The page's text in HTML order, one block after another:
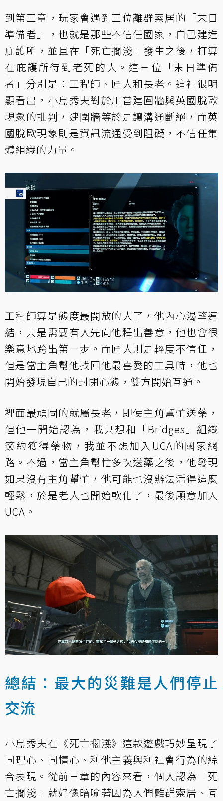
到第三章，玩家會遇到三位離群索居的「末日
準備者」，也就是那些不信任國家，自己建造
庇護所，並且在「死亡擱淺」發生之後，打算
在庇護所待到老死的人。這三位「末日準備
者」分別是：工程師、匠人和長老。這裡很明
顯看出，小島秀夫對於川普建圍牆與英國脫歐
現象的批判，建圍牆等於是讓溝通斷絕，而英
國脫歐現象則是資訊流通受到阻礙，不信任集
體組織的力量。
工程師算是態度最開放的人了，他內心渴望連
結，只是需要有人先向他釋出善意，他也會很
樂意地跨出第一步。而匠人則是輕度不信任，
但是當主角幫他找回他最喜愛的工具時，他也
開始發現自己的封閉心態，雙方開始互通。
裡面最頑固的就屬長老，即使主角幫忙送藥，
但他一開始認為，我只想和「Bridges」組織
簽約獲得藥物，我並不想加入UCA的國家網
路。不過，當主角幫忙多次送藥之後，他發現
如果沒有主角幫忙，他可能也沒辦法活得這麼
輕鬆，於是老人也開始軟化了，最後願意加入
UCA。
總結：最大的災難是人們停止
交流
小島秀夫在《死亡擱淺》這款遊戲巧妙呈現了
同理心、同情心、利他主義與利社會行為的綜
合表現。從前三章的內容來看，個人認為「死
亡擱淺」就好像暗喻著因為人們離群索居、互